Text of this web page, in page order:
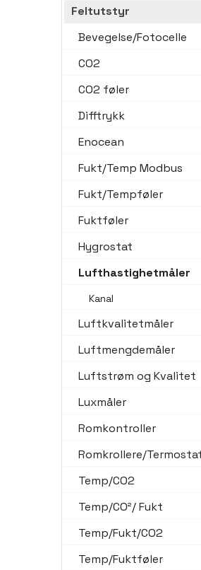
Feltutstyr
Bevegelse/Fotocelle
CO2
CO2 føler
Difftrykk
Enocean
Fukt/Temp Modbus
Fukt/Tempføler
Fuktføler
Hygrostat
Lufthastighetmåler
Kanal
Luftkvalitetmåler
Luftmengdemåler
Luftstrøm og Kvalitet
Luxmåler
Romkontroller
Romkrollere/
Temp/CO2
Temp/CO²/ Fukt
Temp/Fukt/CO2
Temp/Fuktføler